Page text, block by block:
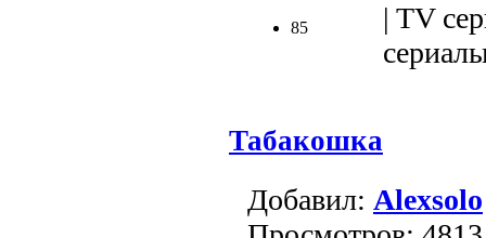
85
| TV
Табакошка
Добавил: Alexsolo